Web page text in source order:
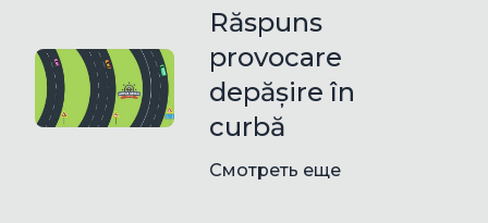
Răspuns
provocare
depășire în
curbă
Смотреть еще